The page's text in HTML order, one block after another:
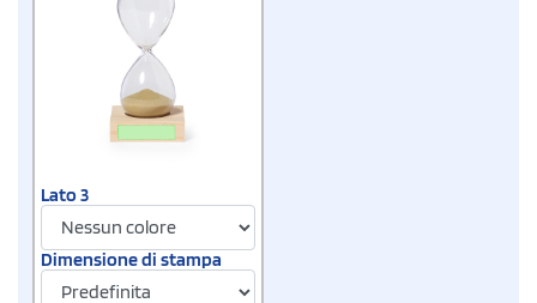
Lato 3
Dimensione di stampa